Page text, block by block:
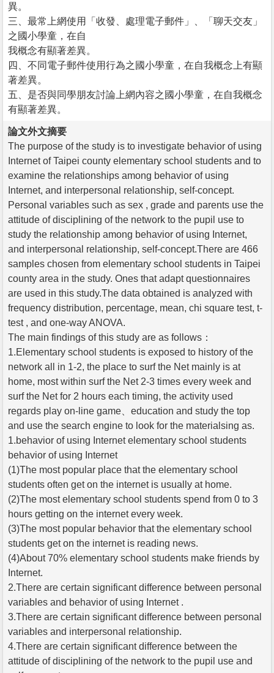
異。
三、最常上網使用「收發、處理電子郵件」、「聊天交友」
之國小學童，在自
我概念有顯著差異。
四、不同電子郵件使用行為之國小學童，在自我概念上有顯
著差異。
五、是否與同學朋友討論上網內容之國小學童，在自我概念
有顯著差異。
論文外文摘要
The purpose of the study is to investigate behavior of using
Internet of Taipei county elementary school students and to
examine the relationships among behavior of using
Internet, and interpersonal relationship, self-concept.
Personal variables such as sex , grade and parents use the
attitude of disciplining of the network to the pupil use to
study the relationship among behavior of using Internet,
and interpersonal relationship, self-concept.There are 466
samples chosen from elementary school students in Taipei
county area in the study. Ones that adapt questionnaires
are used in this study.The data obtained is analyzed with
frequency distribution, percentage, mean, chi square test, t-
test , and one-way ANOVA.
The main findings of this study are as follows：
1.Elementary school students is exposed to history of the
network all in 1-2, the place to surf the Net mainly is at
home, most within surf the Net 2-3 times every week and
surf the Net for 2 hours each timing, the activity used
regards play on-line game、education and study the top
and use the search engine to look for the materialsing as.
1.behavior of using Internet elementary school students
behavior of using Internet
(1)The most popular place that the elementary school
students often get on the internet is usually at home.
(2)The most elementary school students spend from 0 to 3
hours getting on the internet every week.
(3)The most popular behavior that the elementary school
students get on the internet is reading news.
(4)About 70% elementary school students make friends by
Internet.
2.There are certain significant difference between personal
variables and behavior of using Internet .
3.There are certain significant difference between personal
variables and interpersonal relationship.
4.There are certain significant difference between the
attitude of disciplining of the network to the pupil use and